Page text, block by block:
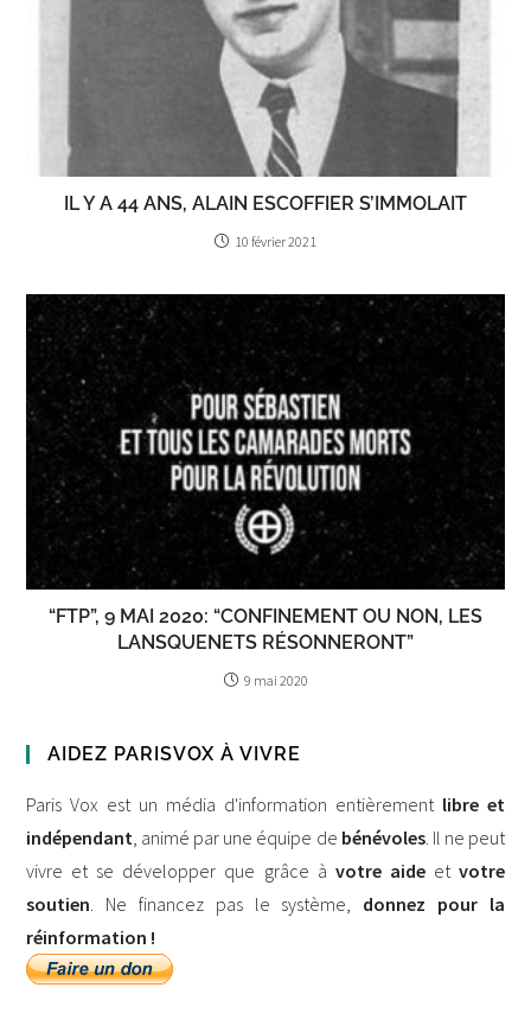
IL Y A 44 ANS, ALAIN ESCOFFIER S’IMMOLAIT
10 février 2021
“FTP”, 9 MAI 2020: “CONFINEMENT OU NON, LES
LANSQUENETS RÉSONNERONT”
9 mai 2020
AIDEZ PARISVOX À VIVRE
Paris Vox est un média d'information entièrement libre et
indépendant , animé par une équipe de bénévoles. Il ne peut
vivre et se développer que grâce à votre aideet votre
soutien . Ne financez pas le système, donnez pour la
réinformation !